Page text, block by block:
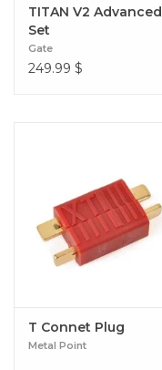
TITAN V2 Advanced
Set
Gate
249.99 $
T Connet Plug
Metal Point